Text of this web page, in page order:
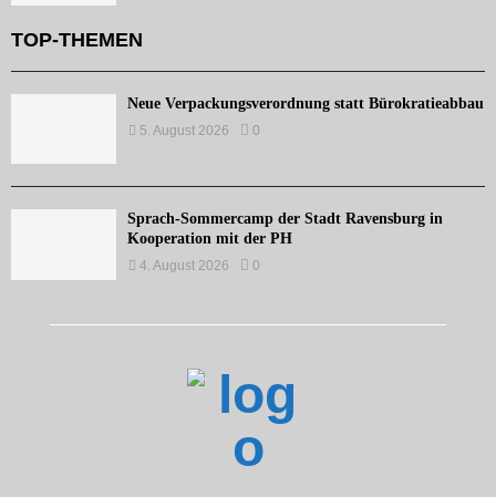
TOP-THEMEN
Neue Verpackungsverordnung statt Bürokratieabbau
5. August 2026 0
Sprach-Sommercamp der Stadt Ravensburg in
Kooperation mit der PH
4. August 2026 0